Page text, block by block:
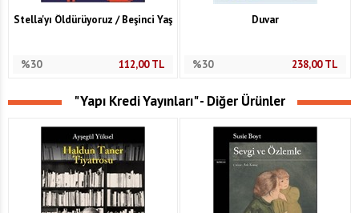
Stella'yı Öldürüyoruz / Beşinci Yaş
%30 112,00TL
Duvar
%30 238,00TL
"Yapı Kredi Yayınları" - Diğer Ürünler